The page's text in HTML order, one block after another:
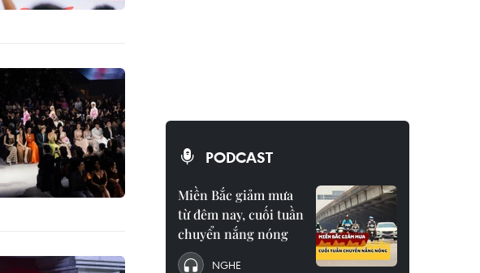
PODCAST
Miền Bắc giảm mưa
từ đêm nay, cuối tuần
chuyển nắng nóng
NGHE